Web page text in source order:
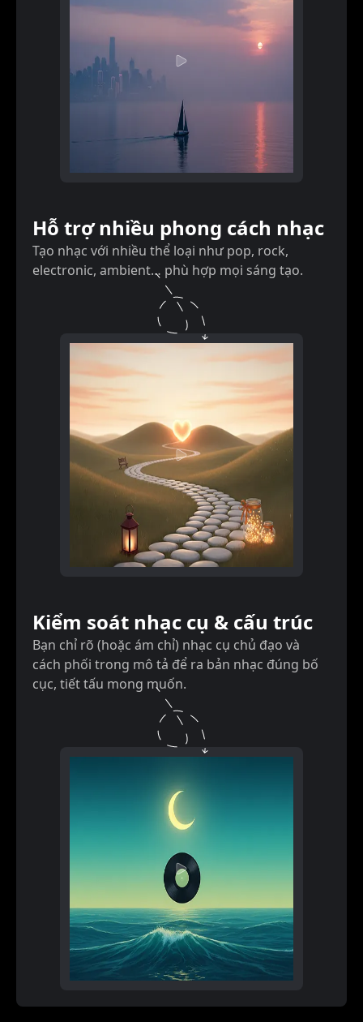
Hỗ trợ nhiều phong cách nhạc
Tạo nhạc với nhiều thể loại như pop, rock,
electronic, ambient… phù hợp mọi sáng tạo.
Kiểm soát nhạc cụ & cấu trúc
Bạn chỉ rõ (hoặc ám chỉ) nhạc cụ chủ đạo và
cách phối trong mô tả để ra bản nhạc đúng bố
cục, tiết tấu mong muốn.